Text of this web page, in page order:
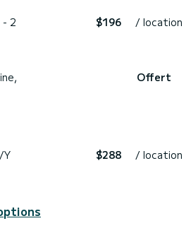
- 2
$196 / location
Offert
Y
$288 / location